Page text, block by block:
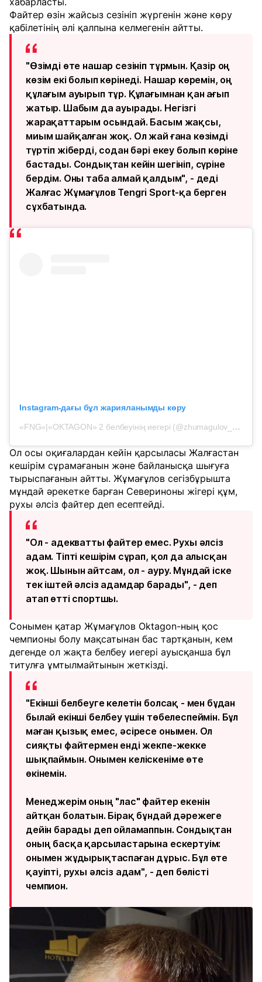
Файтер өзін жайсыз сезініп жүргенін және көру
қабілетінің әлі қалпына келмегенін айтты.
"Өзімді өте нашар сезініп тұрмын. Қазір оң
көзім екі болып көрінеді. Нашар көремін, оң
құлағым ауырып тұр. Құлағымнан қан ағып
жатыр. Шабым да ауырады. Негізгі
жарақаттарым осындай. Басым жақсы,
миым шайқалған жоқ. Ол жай ғана көзімді
түртіп жіберді, содан бәрі екеу болып көріне
бастады. Сондықтан кейін шегініп, сүріне
бердім. Оны таба алмай қалдым", - деді
Жалғас Жұмағұлов Tengri Sport-қа берген
сұхбатында.
Instagram-дағы бұл жарияланымды көру
«FNG»|«OKTAGON» 2 белбеуінің иегері (@zhumagulov_zhalgas) жарияланымы
Ол осы оқиғалардан кейін қарсыласы Жалғастан
кешірім сұрамағанын және байланысқа шығуға
тырыспағанын айтты. Жұмағұлов сегізбұрышта
мұндай әрекетке барған Севериноны жігері құм,
рухы әлсіз файтер деп есептейді.
"Ол - адекватты файтер емес. Рухы әлсіз
адам. Тіпті кешірім сұрап, қол да алысқан
жоқ. Шынын айтсам, ол - ауру. Мұндай іске
тек іштей әлсіз адамдар барады", - деп
атап өтті спортшы.
Сонымен қатар Жұмағұлов Oktagon-ның қос
чемпионы болу мақсатынан бас тартқанын, кем
дегенде ол жақта белбеу иегері ауысқанша бұл
титулға ұмтылмайтынын жеткізді.
"Екінші белбеуге келетін болсақ - мен бұдан
былай екінші белбеу үшін төбелеспеймін. Бұл
маған қызық емес, әсіресе онымен. Ол
сияқты файтермен енді жекпе-жекке
шықпаймын. Онымен келіскеніме өте
өкінемін.
Менеджерім оның "лас" файтер екенін
айтқан болатын. Бірақ бұндай дәрежеге
дейін барады деп ойламаппын. Сондықтан
оның басқа қарсыластарына ескертуім:
онымен жұдырықтаспаған дұрыс. Бұл өте
қауіпті, рухы әлсіз адам", - деп бөлісті
чемпион.